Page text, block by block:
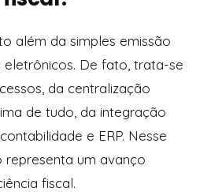
além da simples emissão
eletrônicos. De fato, trata-se
da centralização
de tudo, da integração
e ERP. Nesse
representa um avanço
fiscal.